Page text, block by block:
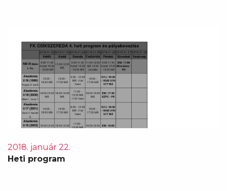
2018. január 22.
Heti program